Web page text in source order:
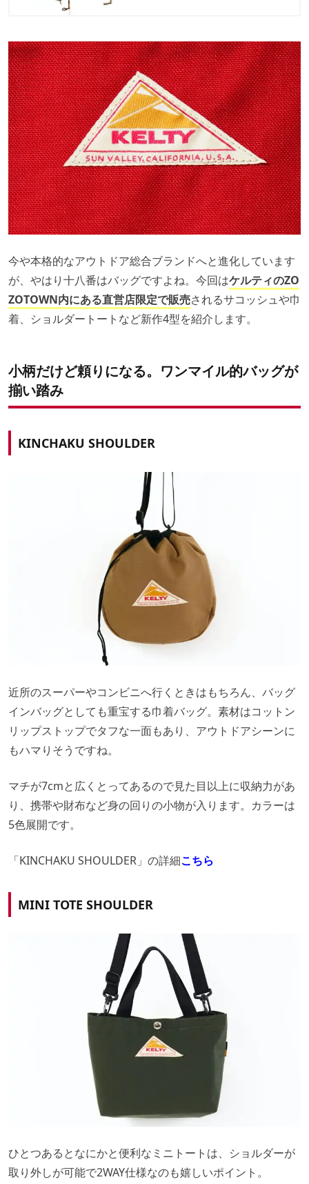
今や本格的なアウトドア総合ブランドへと進化しています
が、やはり十八番はバッグですよね。今回はケルティのZO
ZOTOWN内にある直営店限定で販売されるサコッシュや巾
着、ショルダートートなど新作4型を紹介します。
小柄だけど頼りになる。ワンマイル的バッグが
揃い踏み
KINCHAKU SHOULDER
近所のスーパーやコンビニへ行くときはもちろん、バッグ
インバッグとしても重宝する巾着バッグ。素材はコットン
リップストップでタフな一面もあり、アウトドアシーンに
もハマりそうですね。
マチが7cmと広くとってあるので見た目以上に収納力があ
り、携帯や財布など身の回りの小物が入ります。カラーは
5色展開です。
「KINCHAKU SHOULDER」の詳細こちら
MINI TOTE SHOULDER
ひとつあるとなにかと便利なミニトートは、ショルダーが
取り外しが可能で2WAY仕様なのも嬉しいポイント。